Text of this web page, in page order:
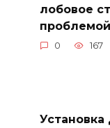
лобовое
проблемой
0 167